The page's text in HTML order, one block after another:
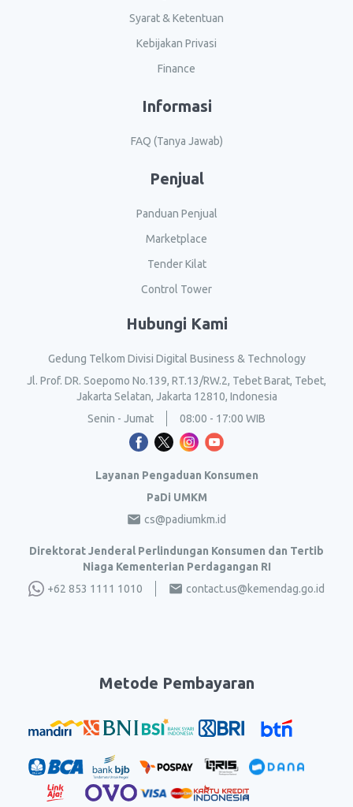
Syarat & Ketentuan
Kebijakan Privasi
Finance
Informasi
FAQ (Tanya Jawab)
Penjual
Panduan Penjual
Marketplace
Tender Kilat
Control Tower
Hubungi Kami
Gedung Telkom Divisi Digital Business & Technology
Jl. Prof. DR. Soepomo No.139, RT.13/RW.2, Tebet Barat, Tebet,
Jakarta Selatan, Jakarta 12810, Indonesia
Senin - Jumat
08:00 - 17:00 WIB
Layanan Pengaduan Konsumen
PaDi UMKM
cs@padiumkm.id
Direktorat Jenderal Perlindungan Konsumen dan Tertib
Niaga Kementerian Perdagangan RI
+62 853 1111 1010
contact.us@kemendag.go.id
Metode Pembayaran